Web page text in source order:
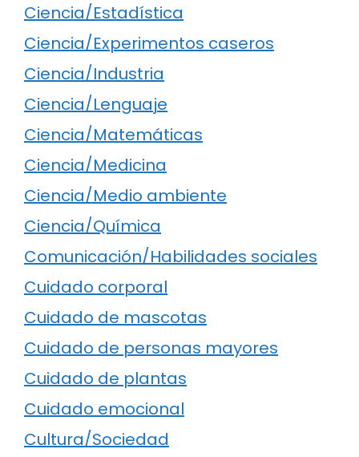
Ciencia/Estadística
Ciencia/Experimentos caseros
Ciencia/Industria
Ciencia/Lenguaje
Ciencia/Matemáticas
Ciencia/Medicina
Ciencia/Medio ambiente
Ciencia/Química
Comunicación/Habilidades sociales
Cuidado corporal
Cuidado de mascotas
Cuidado de personas mayores
Cuidado de plantas
Cuidado emocional
Cultura/Sociedad